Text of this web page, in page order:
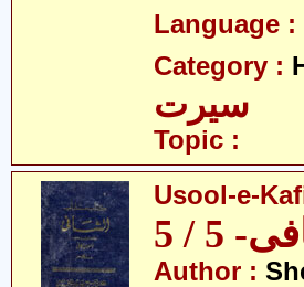
Language :
Category :
سیرت
Topic :
Usool-e-
5 / 5
Author :